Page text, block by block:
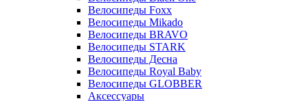
Велосипеды Foxx
Велосипеды Mikado
Велосипеды BRAVO
Велосипеды STARK
Велосипеды Десна
Велосипеды Royal Baby
Велосипеды GLOBBER
Аксессуары